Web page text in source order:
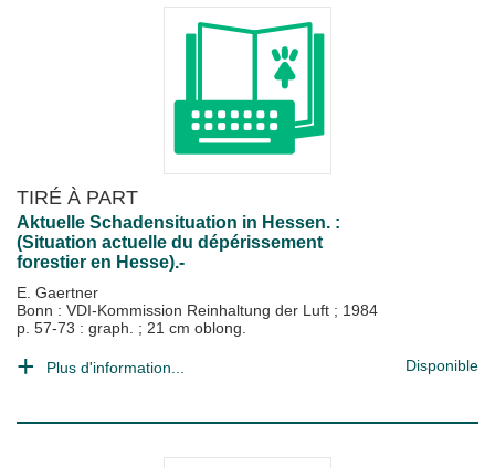
TIRÉ À PART
Aktuelle Schadensituation in Hessen. :
(Situation actuelle du dépérissement
forestier en Hesse).-
E. Gaertner
Bonn : VDI-Kommission Reinhaltung der Luft ; 1984
p. 57-73 : graph. ; 21 cm oblong.
Plus d'information... Disponible